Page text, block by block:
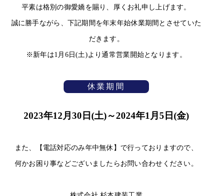
平素は格別の御愛嬌を賜り、厚くお礼申し上げます。
誠に勝手ながら、下記期間を年末年始休業期間とさせていた
だきます。
※新年は1月6日(土)より通常営業開始となります。
休業期間
2023年12月30日(土)～2024年1月5日(金)
また、【電話対応のみ年中無休】で行っておりますので、
何かお困り事などございましたらお問い合わせください。